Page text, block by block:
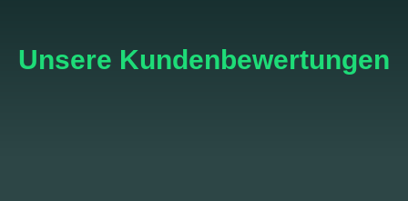
Unsere Kundenbewertungen